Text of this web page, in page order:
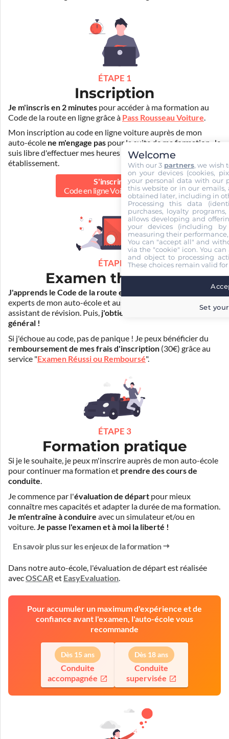
ÉTAPE 1
Inscription
Je m'inscris en 2 minutes pour accéder à ma formation au
Code de la route en ligne grâce à Pass Rousseau Voiture.
Mon inscription au code en ligne voiture auprès de mon
auto-école ne m'engage pas pour la suite de ma formation. Je
suis libre d'effectuer mes heures de conduite dans un autre
établissement.
S'inscrire au
Code en ligne Voiture
39.90 €
ÉTAPE 2
Examen théorique
J'apprends le Code de la route en ligne
experts de mon auto-école et aussi par Mister Codes, mon
assistant de révision. Puis, j'obtiens l'examen théorique
général !
Si j'échoue au code, pas de panique ! Je peux bénéficier du
remboursement de mes frais d'inscription (30€) grâce au
service "Examen Réussi ou Remboursé".
ÉTAPE 3
Formation pratique
Si je le souhaite, je peux m'inscrire auprès de mon auto-école
pour continuer ma formation et prendre des cours de
conduite.
Je commence par l'évaluation de départ pour mieux
connaître mes capacités et adapter la durée de ma formation.
Je m'entraîne à conduire avec un simulateur et/ou en
voiture. Je passe l'examen et à moi la liberté !
En savoir plus sur les enjeux de la formation
Dans notre auto-école, l'évaluation de départ est réalisée
avecOSCAR et EasyEvaluation
Pour accumuler un maximum d'expérience et de
confiance avant l'examen, l'auto-école vous
recommande
Dès 15 ans
Conduite
accompagnée
Dès 18 ans
Conduite
supervisée
Welcome
With our 3 partners, we wish
on your devices (cookies,
your personal data with our
this website or in our emails,
obtained later, including in
Processing this data
purchases, loyalty
allows developing and
your devices (including
measuring their
You can "accept all" and
via the "cookie" icon. You
and object to processing
These choices remain valid
Set